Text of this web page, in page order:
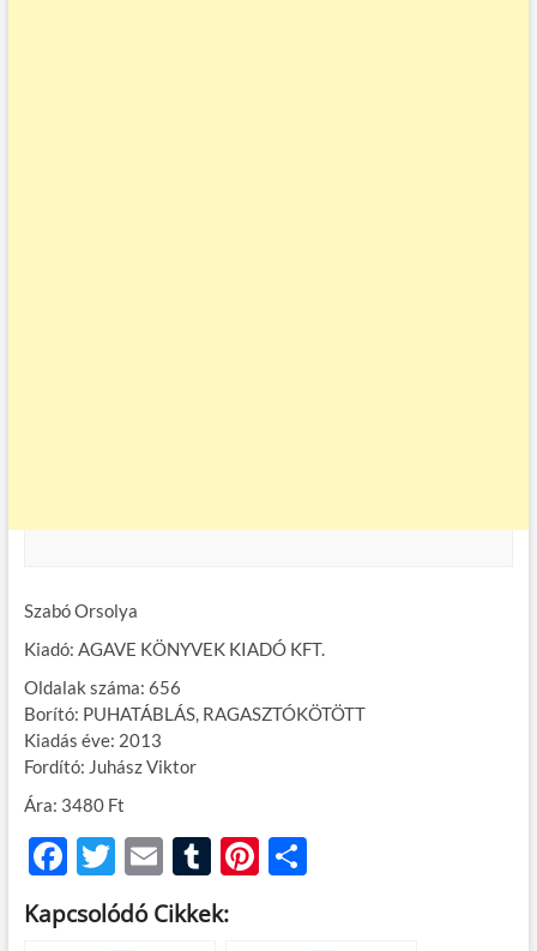
Szabó Orsolya
Kiadó: AGAVE KÖNYVEK KIADÓ KFT.
Oldalak száma: 656
Borító: PUHATÁBLÁS, RAGASZTÓKÖTÖTT
Kiadás éve: 2013
Fordító: Juhász Viktor
Ára: 3480 Ft
F
ac
e
T
w
itt
E
m
ail
T
u
m
Pi O
Kapcsolódó Cikkek: